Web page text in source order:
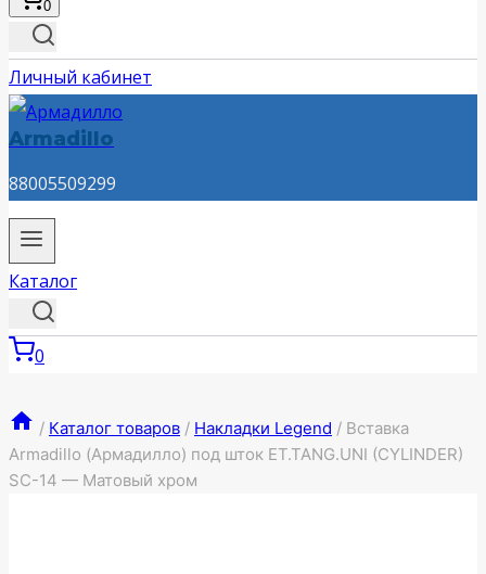
0
Личный кабинет
Armadillo
88005509299
Каталог
0
/ Каталог товаров / Накладки Legend / Вставка
Armadillo (Армадилло) под шток ET.TANG.UNI (CYLINDER)
SC-14 — Матовый хром